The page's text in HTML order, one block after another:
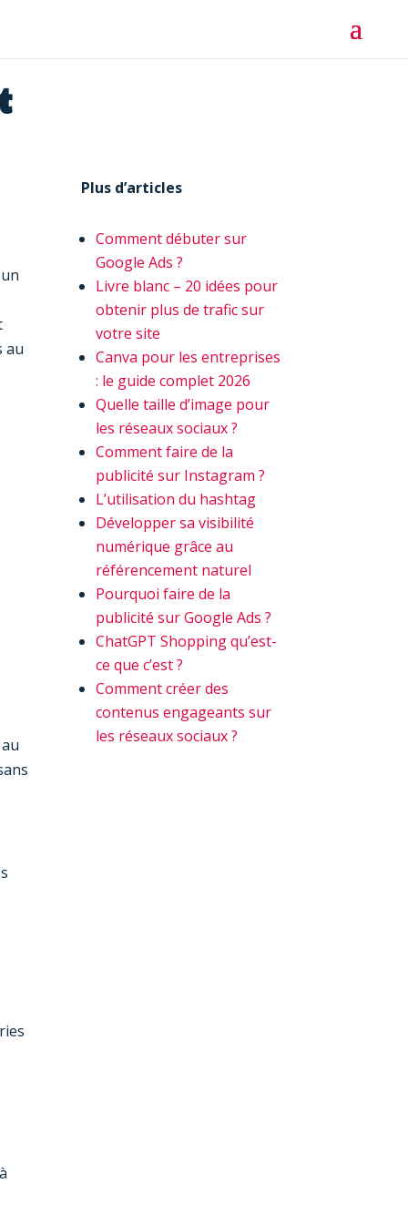
au
Plus d’articles
Comment débuter sur
Google Ads ?
Livre blanc – 20 idées pour
obtenir plus de trafic sur
votre site
Canva pour les entreprises
: le guide complet 2026
Quelle taille d’image pour
les réseaux sociaux ?
Comment faire de la
publicité sur Instagram ?
L’utilisation du hashtag
Développer sa visibilité
numérique grâce au
référencement naturel
Pourquoi faire de la
publicité sur Google Ads ?
ChatGPT Shopping qu’est-
ce que c’est ?
Comment créer des
contenus engageants sur
les réseaux sociaux ?